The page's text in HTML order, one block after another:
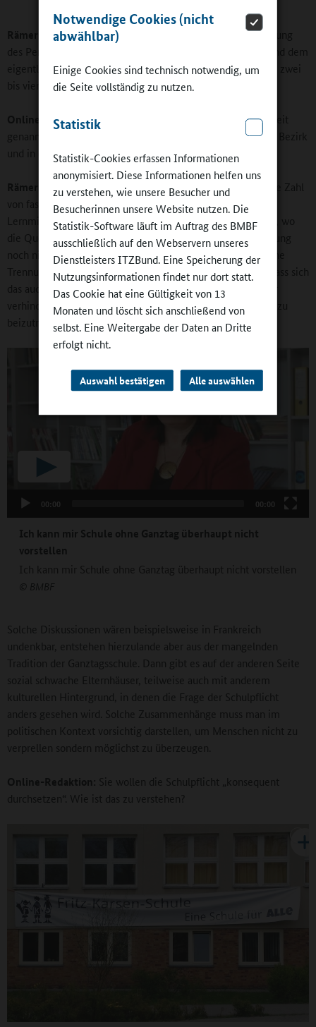
Notwendige Cookies (nicht
abwählbar)
Einige Cookies sind technisch notwendig, um
die Seite vollständig zu nutzen.
Statistik
Statistik-Cookies erfassen Informationen
anonymisiert. Diese Informationen helfen uns
zu verstehen, wie unsere Besucher und
Besucherinnen unsere Website nutzen. Die
Statistik-Software läuft im Auftrag des BMBF
ausschließlich auf den Webservern unseres
Dienstleisters ITZBund. Eine Speicherung der
Nutzungsinformationen findet nur dort statt.
Das Cookie hat eine Gültigkeit von 13
Monaten und löscht sich anschließend von
selbst. Eine Weitergabe der Daten an Dritte
erfolgt nicht.
Auswahl bestätigen Alle auswählen
Rämer:
Wenn wir von Mittelplanung, Bauplanung, Feststellung
des Personalbedarfs, Genehmigungsverfahren des Senats und dem
eigentlichen Bau bis zum Einzug reden, dann können schon zwei
bis vier Jahre vergehen.
Online-Redaktion:Ein Ziel, das Sie zu Beginn Ihrer Amtszeit
genannt haben, ist die „bessere soziale Durchmischung“ im Bezirk
und in den Schulen. Wie weit sind Sie da gekommen?
Rämer:
Wir haben in manchen Grundschulen eine sehr hohe Zahl
von fast 95 Prozent Schülerinnen und Schülern, die von der
Lernmittelzuzahlung befreit sind. Und es gibt viele Schulen, wo
die Quote um die 80 Prozent liegt. Da ist die soziale Mischung
noch nicht gesund. Denn wenn wir schon in den Schulen eine
Trennung der sozialen Schichten haben, droht die Gefahr, dass sich
das auch weiter durch die Gesellschaft zieht. Das sollten wir
verhindern, und die Ganztagsschule ist eine Möglichkeit, dazu
beizutragen, dass sich der soziale Status nicht vererbt.
00:00 00:00
Ich kann mir Schule ohne Ganztag überhaupt nicht
vorstellen
© BMBF
Solche Diskussionen wären beispielsweise in Frankreich
undenkbar, entstehen hierzulande aber aus der mangelnden
Tradition der Ganztagsschule. Dann gibt es auf der anderen Seite
sozial schwache Elternhäuser, teilweise auch mit anderem
kulturellen Hintergrund, in denen die Frage der Schulpflicht
anders gesehen wird. Solche Zusammenhänge muss man im
politischen Kontext vorsichtig darstellen, um Menschen nicht zu
verprellen sondern möglichst zu überzeugen.
Online-Redaktion:
Sie wollen die Schulpflicht „konsequent
durchsetzen“. Wie ist das zu verstehen?